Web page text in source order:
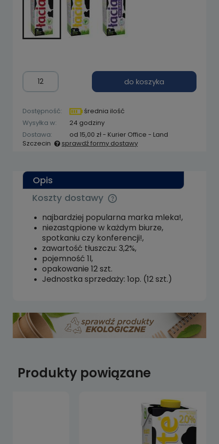
do koszyka
Dostępność:
średnia ilość
Wysyłka w:
24 godziny
Dostawa:
od 15,00 zł- Kurier Office - Land
Szczecin
sprawdź formy dostawy
Opis
Koszty dostawy
Cena nie zawiera ewentualnych kosztów
płatności
najbardziej popularna marka mleka!,
niezastąpione w każdym biurze,
spotkaniu czy konferencji!,
zawartość tłuszczu: 3,2%,
pojemność 1l,
opakowanie 12 szt.
Jednostka sprzedaży: 1op. (12 szt.)
Produkty powiązane